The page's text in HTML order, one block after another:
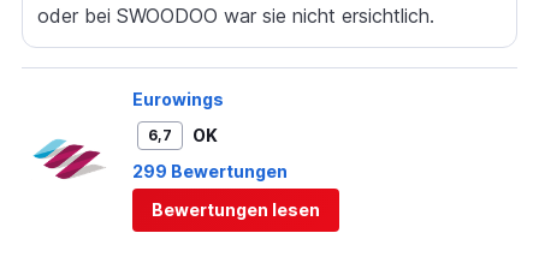
oder bei SWOODOO war sie nicht ersichtlich.
Eurowings
6,7
OK
299 Bewertungen
Bewertungen lesen